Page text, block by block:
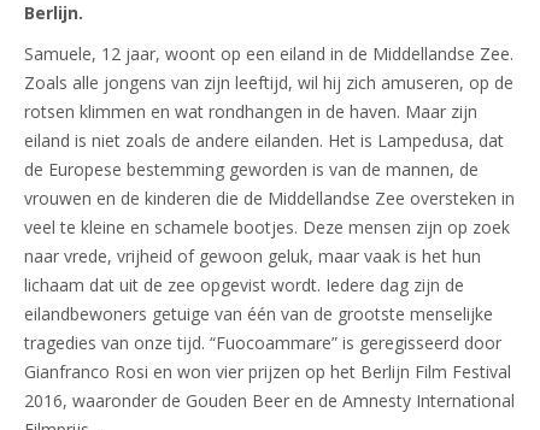
Berlijn.
Samuele, 12 jaar, woont op een eiland in de Middellandse Zee.
Zoals alle jongens van zijn leeftijd, wil hij zich amuseren, op de
rotsen klimmen en wat rondhangen in de haven. Maar zijn
eiland is niet zoals de andere eilanden. Het is Lampedusa, dat
de Europese bestemming geworden is van de mannen, de
vrouwen en de kinderen die de Middellandse Zee oversteken in
veel te kleine en schamele bootjes. Deze mensen zijn op zoek
naar vrede, vrijheid of gewoon geluk, maar vaak is het hun
lichaam dat uit de zee opgevist wordt. Iedere dag zijn de
eilandbewoners getuige van één van de grootste menselijke
tragedies van onze tijd. “Fuocoammare” is geregisseerd door
Gianfranco Rosi en won vier prijzen op het Berlijn Film Festival
2016, waaronder de Gouden Beer en de Amnesty International